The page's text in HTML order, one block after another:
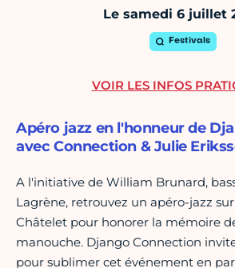
Le samedi 6 juillet
Festivals
Apéro jazz en l'honneur de
avec Connection & Julie
A l'initiative de William Brunard,
Lagrène, retrouvez un apéro-jazz
Châtelet pour honorer la mémoire
manouche. Django Connection
pour sublimer cet événement en
VOIR LES INFOS